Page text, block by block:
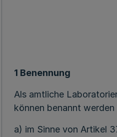
1 Benennung
Als amtliche
können benannt werden
a) im Sinne von Artikel